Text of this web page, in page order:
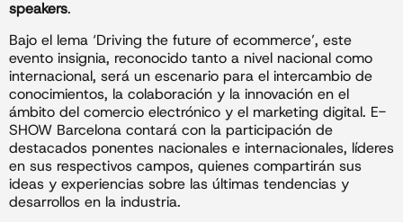
speakers.
Bajo el lema ‘Driving the future of ecommerce’, este
evento insignia, reconocido tanto a nivel nacional como
internacional, será un escenario para el intercambio de
conocimientos, la colaboración y la innovación en el
ámbito del comercio electrónico y el marketing digital. E-
SHOW Barcelona contará con la participación de
destacados ponentes nacionales e internacionales, líderes
en sus respectivos campos, quienes compartirán sus
ideas y experiencias sobre las últimas tendencias y
desarrollos en la industria.